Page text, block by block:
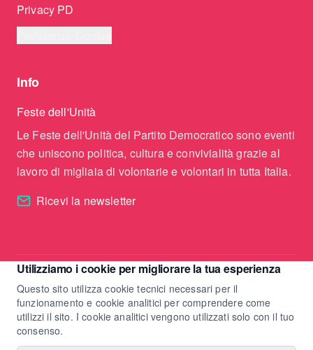
Utilizziamo i cookie per migliorare la tua esperienza
Questo sito utilizza cookie tecnici necessari per il
funzionamento e cookie analitici per comprendere come
utilizzi il sito. I cookie analitici vengono utilizzati solo con il tuo
consenso.
Privacy PD
Info
Feste dell'Unità
Le Feste dell'Unità del Partito Democratico sono eventi
che uniscono politica, cultura e convivialità grazie al
lavoro di migliaia di volontarie e volontari in tutta Italia.
Ricevi la newsletter
©2025Feste Unità. Tutti i diritti riservati.
Ultimo aggiornamento:07/08/2026, 13:53